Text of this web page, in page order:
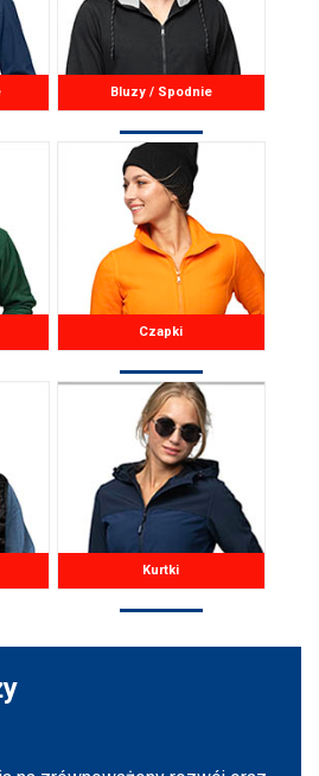
Bluzy / Spodnie
Czapki
Kurtki